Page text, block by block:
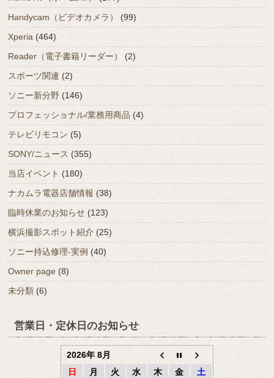
Handycam（ビデオカメラ）
(99)
Xperia (464)
Reader（電子書籍リーダー）
(2)
スポーツ関連 (2)
ソニー新分野 (146)
プロフェッショナル/業務用商品 (4)
テレビリモコン (5)
SONY/ニュース (355)
当店イベント (180)
ナカムラ電器店舗情報 (38)
臨時休業のお知らせ (123)
横浜撮影スポット紹介 (25)
ソニー持込修理-実例 (40)
Owner page (8)
未分類 (6)
営業日・定休日のお知らせ
2026年 8月
日
月 火 水 木 金
土